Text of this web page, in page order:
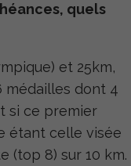
quels
et 25km,
médailles dont 4
si ce premier
étant celle visée
(top 8) sur 10 km.